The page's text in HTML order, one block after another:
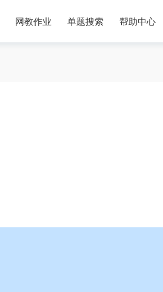
网教作业 单题搜索 帮助中心